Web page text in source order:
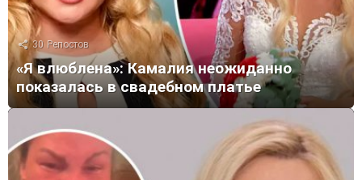
30 Репостов
«Я влюблена»: Камалия неожиданно
показалась в свадебном платье